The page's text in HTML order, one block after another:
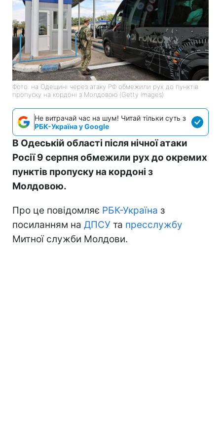
Фото: на Одещині через атаку РФ обмежили рух до пунктів
пропуску на кордоні з Молдовою (Getty Images)
Не витрачай час на шум! Читай тільки суть з
РБК-Україна у Google
В Одеській області після нічної атаки
Росії 9 серпня обмежили рух до окремих
пунктів пропуску на кордоні з
Молдовою.
Про це повідомляє РБК-Україна з
посиланням на ДПСУ та пресслужбу
Митної служби Молдови.